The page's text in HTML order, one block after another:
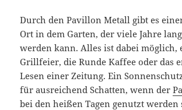
Durch den Pavillon Metall gibt es
Ort in dem Garten, der viele Jahre
werden kann. Alles ist dabei möglich,
Grillfeier, die Runde Kaffee oder das
Lesen einer Zeitung. Ein
für ausreichend Schatten, wenn der
bei den heißen Tagen genutzt werden